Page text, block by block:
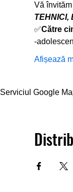
Vă
TEHNICI,
✅Către
-
Afișează
Serviciul Google